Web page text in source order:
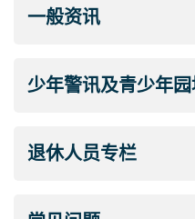
一般资讯
少年警讯及青少年园
退休人员专栏